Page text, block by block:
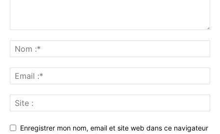
Enregistrer mon nom, email et site web dans ce navigateur